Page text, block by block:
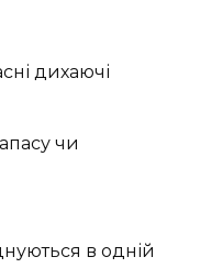
дихаючі
чи
в одній